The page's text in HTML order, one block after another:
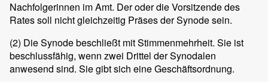
Nachfolgerinnen im Amt. Der oder die Vorsitzende des
Rates soll nicht gleichzeitig Präses der Synode sein.
(2) Die Synode beschließt mit Stimmenmehrheit. Sie ist
beschlussfähig, wenn zwei Drittel der Synodalen
anwesend sind. Sie gibt sich eine Geschäftsordnung.